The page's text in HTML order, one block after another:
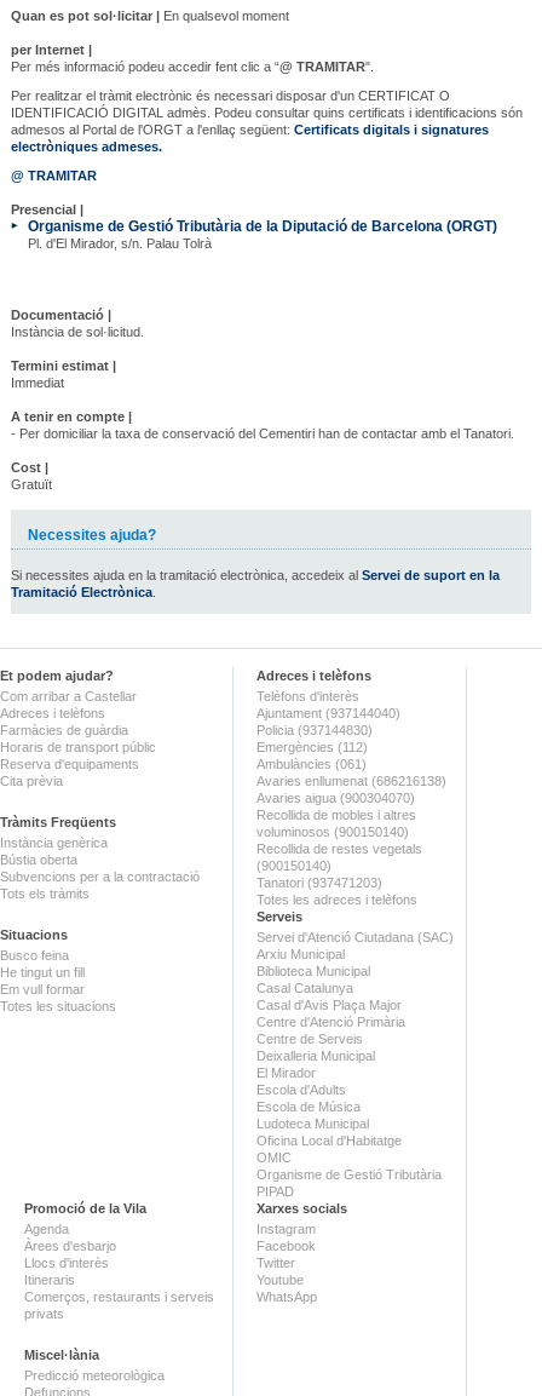
Quan es pot sol·licitar | En qualsevol moment
per Internet |
Per més informació podeu accedir fent clic a “@ TRAMITAR".
Per realitzar el tràmit electrònic és necessari disposar d'un CERTIFICAT O
IDENTIFICACIÓ DIGITAL admès. Podeu consultar quins certificats i identificacions són
admesos al Portal de l'ORGT a l'enllaç següent: Certificats digitals i signatures
electròniques admeses.
@ TRAMITAR
Presencial |
Organisme de Gestió Tributària de la Diputació de Barcelona (ORGT)
Pl. d'El Mirador, s/n. Palau Tolrà
Documentació |
Instància de sol·licitud.
Termini estimat |
Immediat
A tenir en compte |
- Per domiciliar la taxa de conservació del Cementiri han de contactar amb el Tanatori.
Cost |
Gratuït
Necessites ajuda?
Si necessites ajuda en la tramitació electrònica, accedeix al Servei de suport en la
Tramitació Electrònica.
Et podem ajudar?
Com arribar a Castellar
Adreces i telèfons
Farmàcies de guàrdia
Horaris de transport públic
Reserva d'equipaments
Cita prèvia
Tràmits Freqüents
Instància genèrica
Bústia oberta
Subvencions per a la contractació
Tots els tràmits
Situacions
Busco feina
He tingut un fill
Em vull formar
Totes les situacions
Adreces i telèfons
Telèfons d'interès
Ajuntament (937144040)
Policia (937144830)
Emergències (112)
Ambulàncies (061)
Avaries enllumenat (686216138)
Avaries aigua (900304070)
Recollida de mobles i altres
voluminosos (900150140)
Recollida de restes vegetals
(900150140)
Tanatori (937471203)
Totes les adreces i telèfons
Serveis
Servei d'Atenció Ciutadana (SAC)
Arxiu Municipal
Biblioteca Municipal
Casal Catalunya
Casal d'Avis Plaça Major
Centre d'Atenció Primària
Centre de Serveis
Deixalleria Municipal
El Mirador
Escola d'Adults
Escola de Música
Ludoteca Municipal
Oficina Local d'Habitatge
OMIC
Organisme de Gestió Tributària
PIPAD
Promoció de la Vila
Agenda
Àrees d'esbarjo
Llocs d'interès
Itineraris
Comerços, restaurants i serveis
privats
Miscel·lània
Predicció meteorològica
Defuncions
Xarxes socials
Instagram
Facebook
Twitter
Youtube
WhatsApp